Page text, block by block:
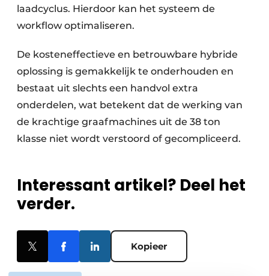
laadcyclus. Hierdoor kan het systeem de
workflow optimaliseren.
De kosteneffectieve en betrouwbare hybride
oplossing is gemakkelijk te onderhouden en
bestaat uit slechts een handvol extra
onderdelen, wat betekent dat de werking van
de krachtige graafmachines uit de 38 ton
klasse niet wordt verstoord of gecompliceerd.
Interessant artikel? Deel het
verder.
Kopieer